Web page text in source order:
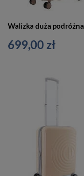
699,00 zł